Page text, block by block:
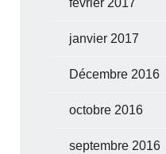
janvier 2017
Décembre 2016
octobre 2016
septembre 2016